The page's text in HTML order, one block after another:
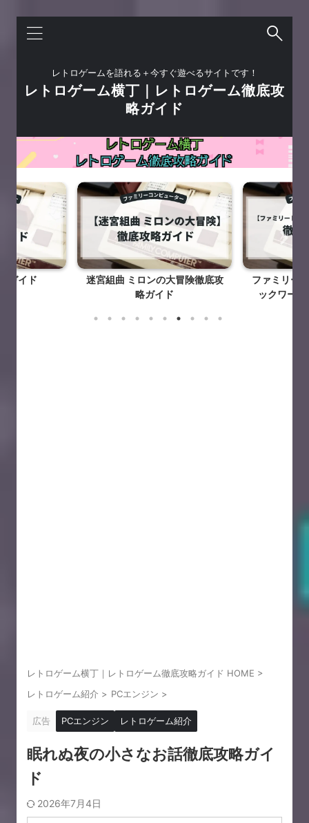
レトロゲームを語れる＋今すぐ遊べるサイトです！
レトロゲーム横丁｜レトロゲーム徹底攻
略ガイド
ガイド
迷宮組曲 ミロンの大冒険徹底攻
略ガイド
ファミリー
ックワー
レトロゲーム横丁｜レトロゲーム徹底攻略ガイド HOME >
レトロゲーム紹介 > PCエンジン >
広告 PCエンジン レトロゲーム紹介
眠れぬ夜の小さなお話徹底攻略ガイ
ド
2026年7月4日